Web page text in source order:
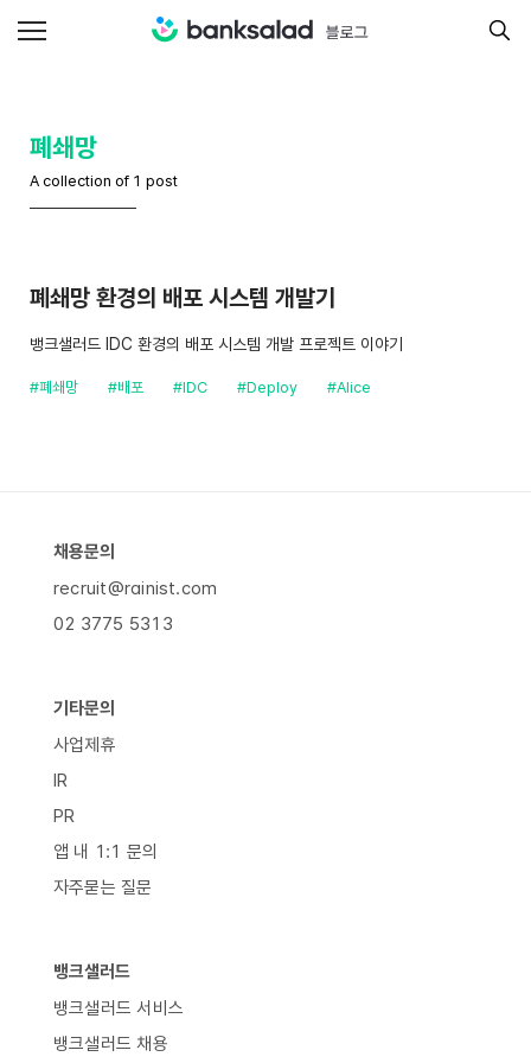
폐쇄망
A collection of 1 post
폐쇄망 환경의 배포 시스템 개발기
뱅크샐러드 IDC 환경의 배포 시스템 개발 프로젝트 이야기
#폐쇄망 #배포 #IDC #Deploy #Alice
채용문의
recruit@rainist.com
02 3775 5313
기타문의
사업제휴
IR
PR
앱 내 1:1 문의
자주묻는 질문
뱅크샐러드
뱅크샐러드 서비스
뱅크샐러드 채용